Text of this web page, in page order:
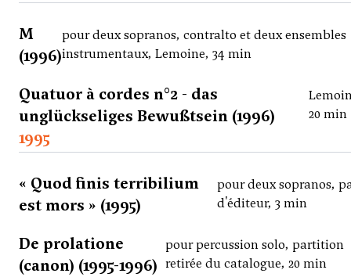
M
(1996)
pour deux sopranos, contralto et deux ensembles
instrumentaux, Lemoine, 34 min
Quatuor à cordes n°2 - das
unglückseliges Bewußtsein (1996)
20 min
1995
« Quod finis terribilium
est mors » (1995)
pour deux sopranos,
d'éditeur, 3 min
De prolatione
(canon) (1995-1996)
pour percussion solo, partition
retirée du catalogue, 20 min